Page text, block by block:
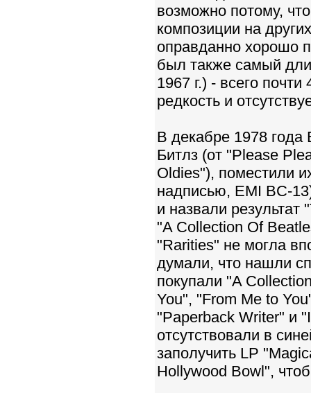
возможно потому,
композиции на
оправданно хорошо
был также самый
1967 г.) - всего
редкость и
В декабре 1978 года
Битлз (от "Please
Oldies"), поместили
надписью, EMI BC-
и назвали
"A Collection Of
"Rarities" не могла
думали, что нашли
покупали "A
You", "From Me to
"Paperback Writer" и
отсутствовали в
заполучить LP
Hollywood Bowl",